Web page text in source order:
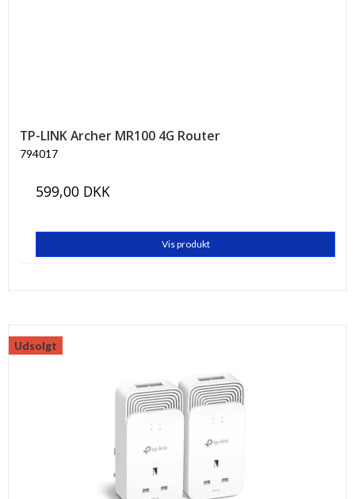
TP-LINK Archer MR100 4G Router
794017
599,00 DKK
Vis produkt
Udsolgt